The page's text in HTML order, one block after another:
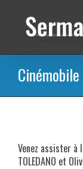
contenu
Cinémobile
Venez assister
TOLEDANO et